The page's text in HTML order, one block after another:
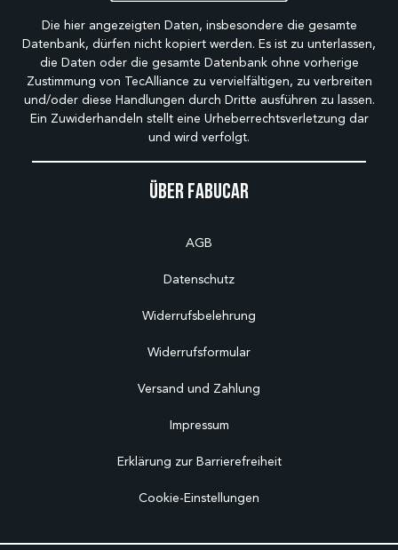
Über Fabucar
AGB
Datenschutz
Widerrufsbelehrung
Widerrufsformular
Versand und Zahlung
Impressum
Erklärung zur Barrierefreiheit
Cookie-Einstellungen
Die hier angezeigten Daten, insbesondere die gesamte
Datenbank, dürfen nicht kopiert werden. Es ist zu unterlassen,
die Daten oder die gesamte Datenbank ohne vorherige
Zustimmung von TecAlliance zu vervielfältigen, zu verbreiten
und/oder diese Handlungen durch Dritte ausführen zu lassen.
Ein Zuwiderhandeln stellt eine Urheberrechtsverletzung dar
und wird verfolgt.